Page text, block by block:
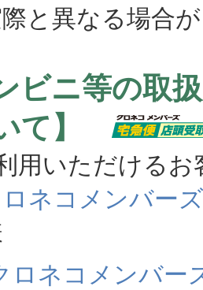
異なる場合が
ビニ等の取
て】
用いただけるお
ネコメンバーズ
ロネコメンバー